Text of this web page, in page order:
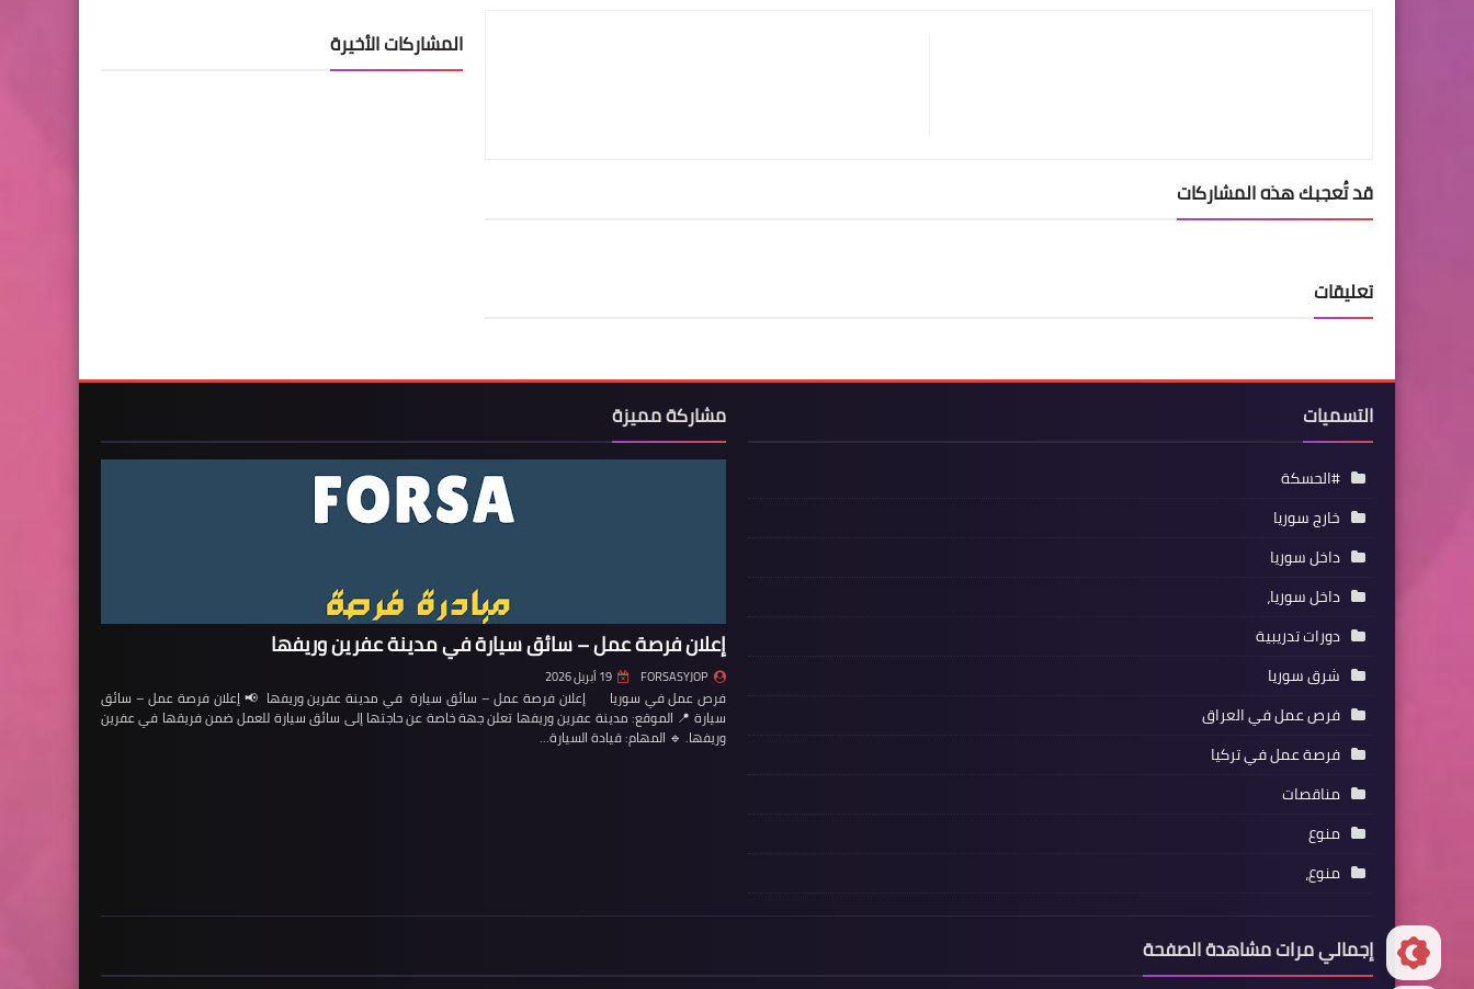
قد تُعجبك هذه المشاركات
تعليقات
المشاركات الأخيرة
التسميات
#الحسكة
خارج سوريا
داخل سوريا
داخل سوريا،
دورات تدريبية
شرق سوريا
فرص عمل في العراق
فرصة عمل في تركيا
مناقصات
منوع
منوع،
مشاركة مميزة
إعلان فرصة عمل – سائق سيارة في مدينة عفرين وريفها
FORSASYJOP 19 أبريل 2026
فرص عمل في سوريا إعلان فرصة عمل – سائق سيارة في مدينة عفرين وريفها 📢 إعلان فرصة عمل – سائق
سيارة 📍 الموقع: مدينة عفرين وريفها تعلن جهة خاصة عن حاجتها إلى سائق سيارة للعمل ضمن فريقها في عفرين
وريفها. 🔹 المهام: قيادة السيارة…
إجمالي مرات مشاهدة الصفحة